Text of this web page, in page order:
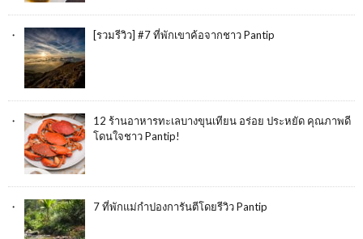
[รวมรีวิว] #7 ที่พักเขาค้อจากชาว Pantip
12 ร้านอาหารทะเลบางขุนเทียน อร่อย ประหยัด คุณภาพดี
โดนใจชาว Pantip!
7 ที่พักแม่กำปองการันตีโดยรีวิว Pantip